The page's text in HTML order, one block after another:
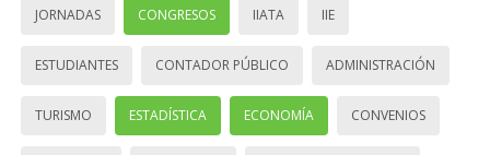
JORNADAS CONGRESOS IIATA IIE
ESTUDIANTES CONTADOR PÚBLICO ADMINISTRACIÓN
TURISMO ESTADÍSTICA ECONOMÍA CONVENIOS